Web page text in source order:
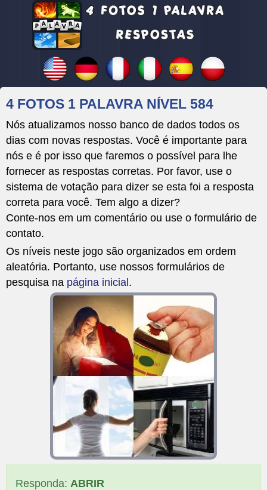
4 FOTOS 1 PALAVRA NÍVEL 584
Nós atualizamos nosso banco de dados todos os
dias com novas respostas. Você é importante para
nós e é por isso que faremos o possível para lhe
fornecer as respostas corretas. Por favor, use o
sistema de votação para dizer se esta foi a resposta
correta para você. Tem algo a dizer?
Conte-nos em um comentário ou use o formulário de
contato.
Os níveis neste jogo são organizados em ordem
aleatória. Portanto, use nossos formulários de
pesquisa na página inicial.
Responda: ABRIR